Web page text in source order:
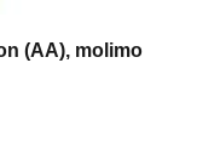
(AA), molimo